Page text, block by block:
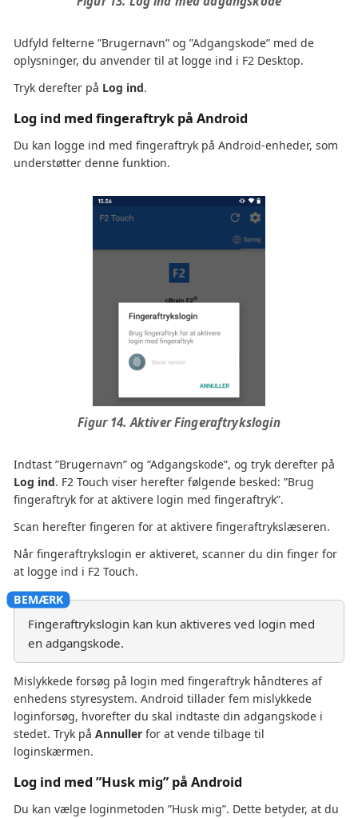
Udfyld felterne ”Brugernavn” og ”Adgangskode” med de
oplysninger, du anvender til at logge ind i F2 Desktop.
Tryk derefter på Log ind.
Log ind med fingeraftryk på Android
Du kan logge ind med fingeraftryk på Android-enheder, som
understøtter denne funktion.
Figur 14. Aktiver Fingeraftrykslogin
Indtast ”Brugernavn” og ”Adgangskode”, og tryk derefter på
Log ind. F2 Touch viser herefter følgende besked: ”Brug
fingeraftryk for at aktivere login med fingeraftryk”.
Scan herefter fingeren for at aktivere fingeraftrykslæseren.
Når fingeraftrykslogin er aktiveret, scanner du din finger for
at logge ind i F2 Touch.
Fingeraftrykslogin kan kun aktiveres ved login med
en adgangskode.
Mislykkede forsøg på login med fingeraftryk håndteres af
enhedens styresystem. Android tillader fem mislykkede
loginforsøg, hvorefter du skal indtaste din adgangskode i
stedet. Tryk på Annuller for at vende tilbage til
loginskærmen.
Log ind med ”Husk mig” på Android
Du kan vælge loginmetoden ”Husk mig”. Dette betyder, at du